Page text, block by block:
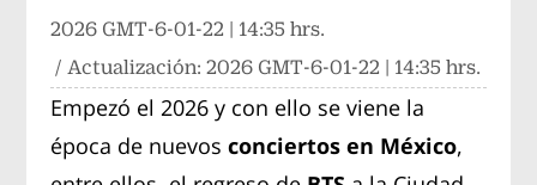
2026 GMT-6-01-22 | 14:35 hrs.
/ Actualización:2026 GMT-6-01-22 | 14:35 hrs.
Empezó el 2026 y con ello se viene la
época de nuevos conciertos en México,